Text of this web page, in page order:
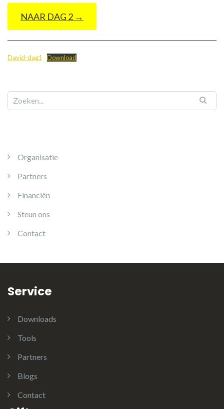
NAAR DAG 2 →
David-dag1 Download
Organisatie
Partners
Financiën
Steun ons
Contact
Service
Downloads
Tools
Partners
Blogs
Contact